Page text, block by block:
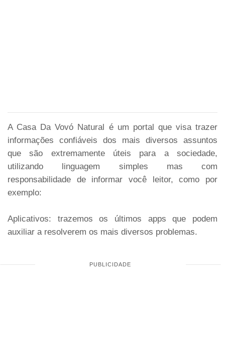
A Casa Da Vovó Natural é um portal que visa trazer
informações confiáveis dos mais diversos assuntos
que são extremamente úteis para a sociedade,
utilizando linguagem simples mas com
responsabilidade de informar você leitor, como por
exemplo:
Aplicativos: trazemos os últimos apps que podem
auxiliar a resolverem os mais diversos problemas.